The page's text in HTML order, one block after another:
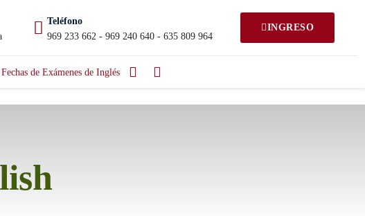
Teléfono
969 233 662 - 969 240 640 - 635 809 964
INGRESO
Fechas de Exámenes de Inglés